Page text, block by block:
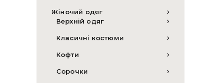
Жіночий одяг
Верхній одяг
Класичні костюми
Кофти
Сорочки